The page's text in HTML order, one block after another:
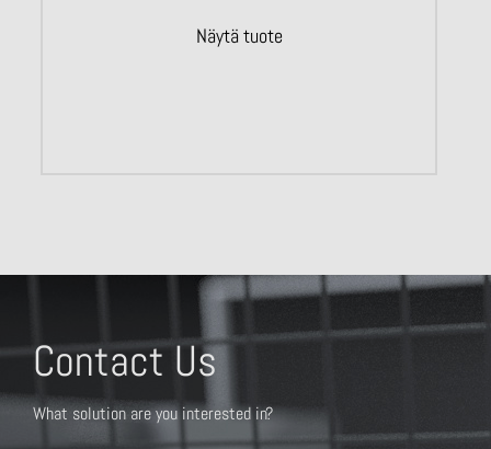
Näytä tuote
Contact Us
What solution are you interested in?